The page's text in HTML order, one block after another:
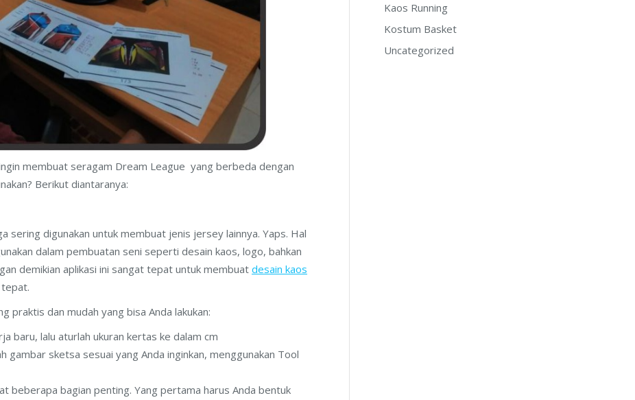
membuat seragam Dream League yang berbeda dengan
Berikut diantaranya:
sering digunakan untuk membuat jenis jersey lainnya. Yaps. Hal
dalam pembuatan seni seperti desain kaos, logo, bahkan
demikian aplikasi ini sangat tepat untuk membuat desain kaos
praktis dan mudah yang bisa Anda lakukan:
baru, lalu aturlah ukuran kertas ke dalam cm
gambar sketsa sesuai yang Anda inginkan, menggunakan Tool
beberapa bagian penting. Yang pertama harus Anda bentuk
Kaos Running
Kostum Basket
Uncategorized